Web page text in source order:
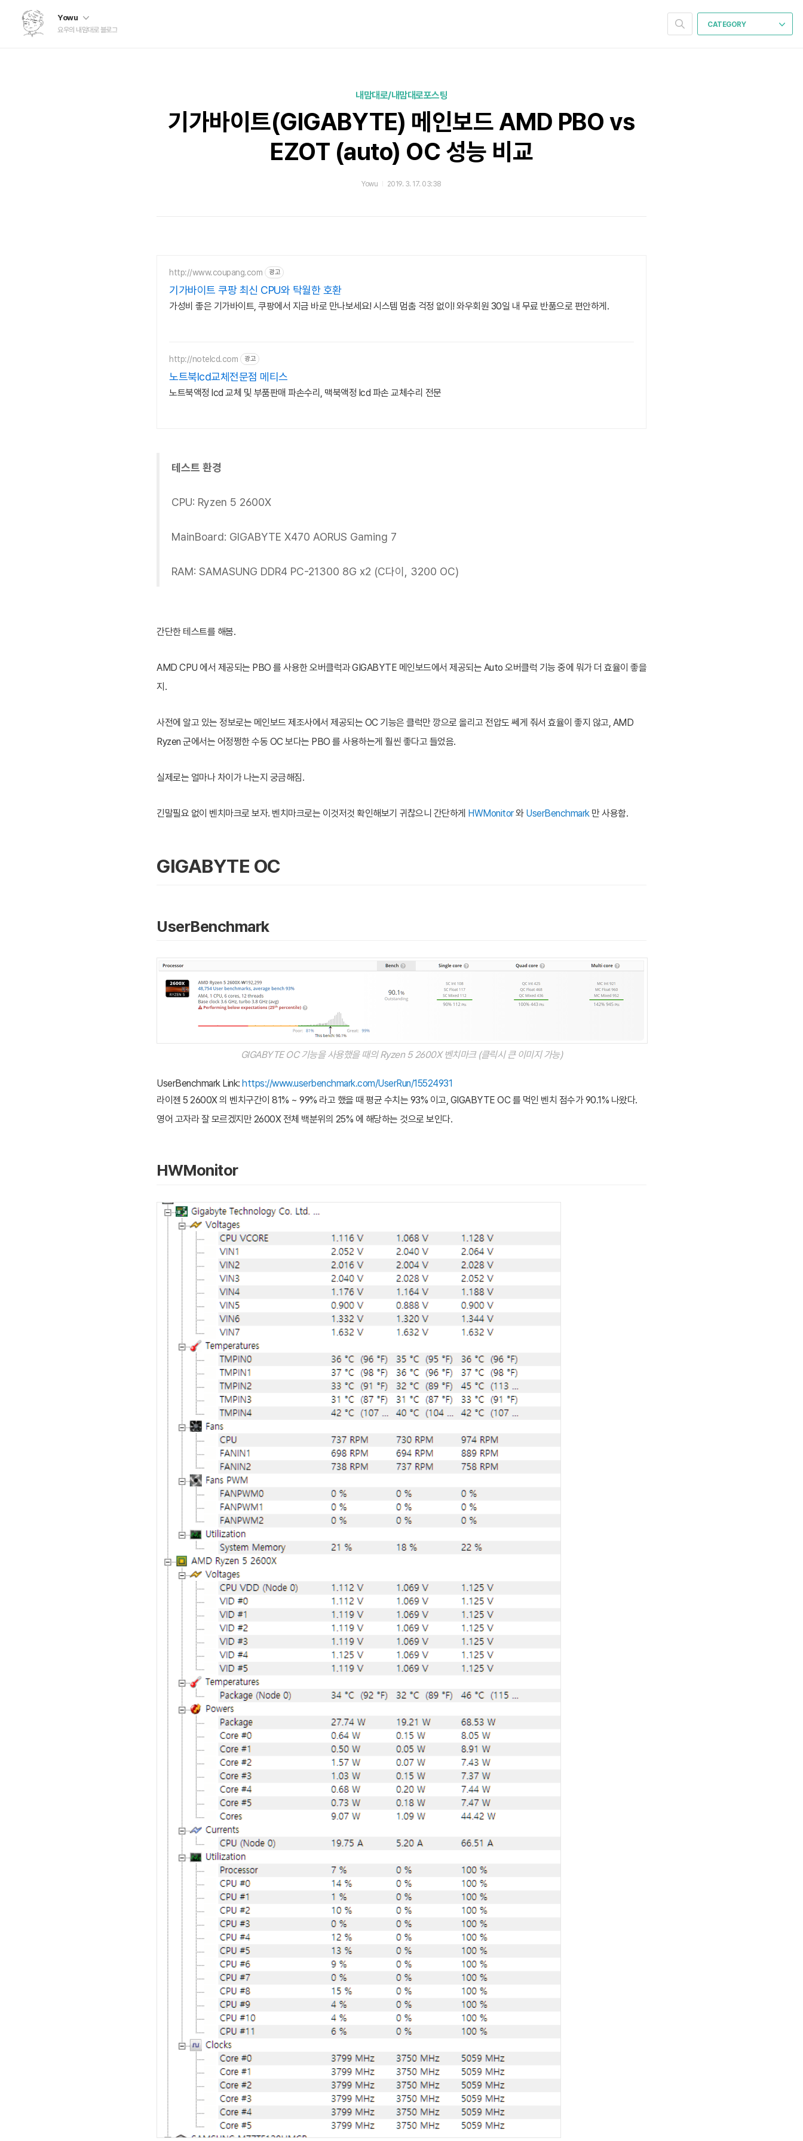
Yowu
요우의 내맘대로 블로그
CATEGORY
내맘대로/내맘대로포스팅
기가바이트(GIGABYTE) 메인보드 AMD PBO vs
EZOT (auto) OC 성능 비교
Yowu 2019. 3. 17. 03:38
http://www.coupang.com 광고
기가바이트 쿠팡 최신 CPU와 탁월한 호환
가성비 좋은 기가바이트, 쿠팡에서 지금 바로 만나보세요! 시스템 멈춤 걱정 없이! 와우회원 30일 내 무료 반품으로 편안하게.
http://notelcd.com 광고
노트북lcd교체전문점 메티스
노트북액정 lcd 교체 및 부품판매 파손수리, 맥북액정 lcd 파손 교체수리 전문
테스트 환경
CPU: Ryzen 5 2600X
MainBoard: GIGABYTE X470 AORUS Gaming 7
RAM: SAMASUNG DDR4 PC-21300 8G x2 (C다이, 3200 OC)
간단한 테스트를 해봄.
AMD CPU 에서 제공되는 PBO 를 사용한 오버클럭과 GIGABYTE 메인보드에서 제공되는 Auto 오버클럭 기능 중에 뭐가 더 효율이 좋을
지.
사전에 알고 있는 정보로는 메인보드 제조사에서 제공되는 OC 기능은 클럭만 깡으로 올리고 전압도 쎄게 줘서 효율이 좋지 않고, AMD
Ryzen 군에서는 어정쩡한 수동 OC 보다는 PBO 를 사용하는게 훨씬 좋다고 들었음.
실제로는 얼마나 차이가 나는지 궁금해짐.
긴말필요 없이 벤치마크로 보자. 벤치마크로는 이것저것 확인해보기 귀찮으니 간단하게 HWMonitor와 UserBenchmark만 사용함.
GIGABYTE OC
UserBenchmark
GIGABYTE OC 기능을 사용했을 때의 Ryzen 5 2600X 벤치마크 (클릭시 큰 이미지 가능)
UserBenchmark Link: https://www.userbenchmark.com/UserRun/15524931
라이젠 5 2600X 의 벤치구간이 81% ~ 99% 라고 했을 때 평균 수치는 93% 이고, GIGABYTE OC 를 먹인 벤치 점수가 90.1% 나왔다.
영어 고자라 잘 모르겠지만 2600X 전체 백분위의 25% 에 해당하는 것으로 보인다.
HWMonitor